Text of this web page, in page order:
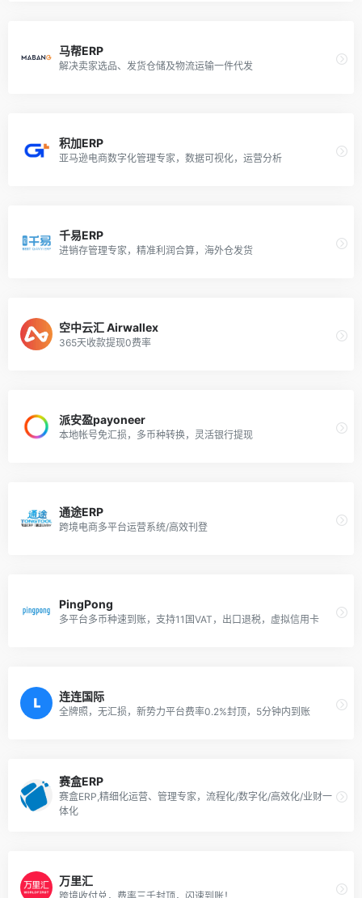
马帮ERP
解决卖家选品、发货仓储及物流运输一件代发
积加ERP
亚马逊电商数字化管理专家，数据可视化，运营分析
千易ERP
进销存管理专家，精准利润合算，海外仓发货
空中云汇 Airwallex
365天收款提现0费率
派安盈payoneer
本地帐号免汇损，多币种转换，灵活银行提现
通途ERP
跨境电商多平台运营系统/高效刊登
PingPong
多平台多币种速到账，支持11国VAT，出口退税，虚拟信用卡
连连国际
全牌照，无汇损，新势力平台费率0.2%封顶，5分钟内到账
赛盒ERP
赛盒ERP,精细化运营、管理专家，流程化/数字化/高效化/业财一
体化
万里汇
跨境收付兑，费率三千封顶，闪速到账！